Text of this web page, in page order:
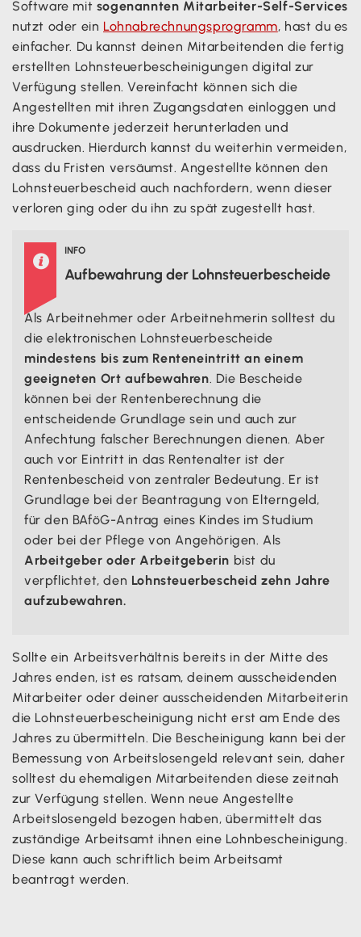
Software mit sogenannten Mitarbeiter-Self-Services
nutzt oder ein Lohnabrechnungsprogramm, hast du es
einfacher. Du kannst deinen Mitarbeitenden die fertig
erstellten Lohnsteuerbescheinigungen digital zur
Verfügung stellen. Vereinfacht können sich die
Angestellten mit ihren Zugangsdaten einloggen und
ihre Dokumente jederzeit herunterladen und
ausdrucken. Hierdurch kannst du weiterhin vermeiden,
dass du Fristen versäumst. Angestellte können den
Lohnsteuerbescheid auch nachfordern, wenn dieser
verloren ging oder du ihn zu spät zugestellt hast.
 INFO
Aufbewahrung der Lohnsteuerbescheide
Als Arbeitnehmer oder Arbeitnehmerin solltest du
die elektronischen Lohnsteuerbescheide
mindestens bis zum Renteneintritt an einem
geeigneten Ort aufbewahren. Die Bescheide
können bei der Rentenberechnung die
entscheidende Grundlage sein und auch zur
Anfechtung falscher Berechnungen dienen. Aber
auch vor Eintritt in das Rentenalter ist der
Rentenbescheid von zentraler Bedeutung. Er ist
Grundlage bei der Beantragung von Elterngeld,
für den BAföG-Antrag eines Kindes im Studium
oder bei der Pflege von Angehörigen. Als
Arbeitgeber oder Arbeitgeberin bist du
verpflichtet, den Lohnsteuerbescheid zehn Jahre
aufzubewahren.
Sollte ein Arbeitsverhältnis bereits in der Mitte des
Jahres enden, ist es ratsam, deinem ausscheidenden
Mitarbeiter oder deiner ausscheidenden Mitarbeiterin
die Lohnsteuerbescheinigung nicht erst am Ende des
Jahres zu übermitteln. Die Bescheinigung kann bei der
Bemessung von Arbeitslosengeld relevant sein, daher
solltest du ehemaligen Mitarbeitenden diese zeitnah
zur Verfügung stellen. Wenn neue Angestellte
Arbeitslosengeld bezogen haben, übermittelt das
zuständige Arbeitsamt ihnen eine Lohnbescheinigung.
Diese kann auch schriftlich beim Arbeitsamt
beantragt werden.